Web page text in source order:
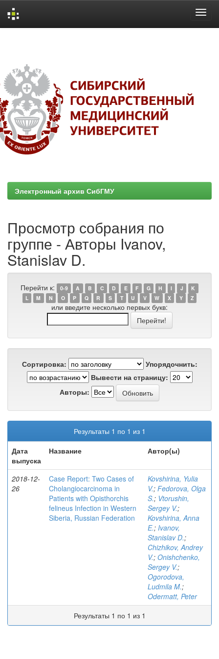
Электронный архив СибГМУ
Просмотр собрания по
группе - Авторы Ivanov,
Stanislav D.
Перейти к: 0-9 A B C D E F G H I J
K
L
M N O P Q R S T U V W X Y Z
или введите несколько первых букв:
Сортировка:
Упорядочнить:
Вывести на страницу:
Авторы:
Результаты 1 по 1 из 1
Дата
выпуска
Название Автор(ы)
2018-12-
26
Case Report: Two Cases of
Cholangiocarcinoma in
Patients with Opisthorchis
felineus Infection in Western
Siberia, Russian Federation
Kovshirina, Yulia
V.; Fedorova, Olga
S.; Vtorushin,
Sergey V.;
Kovshirina, Anna
E.; Ivanov,
Stanislav D.;
Chizhikov, Andrey
V.; Onishchenko,
Sergey V.;
Ogorodova,
Ludmila M.;
Odermatt, Peter
Результаты 1 по 1 из 1